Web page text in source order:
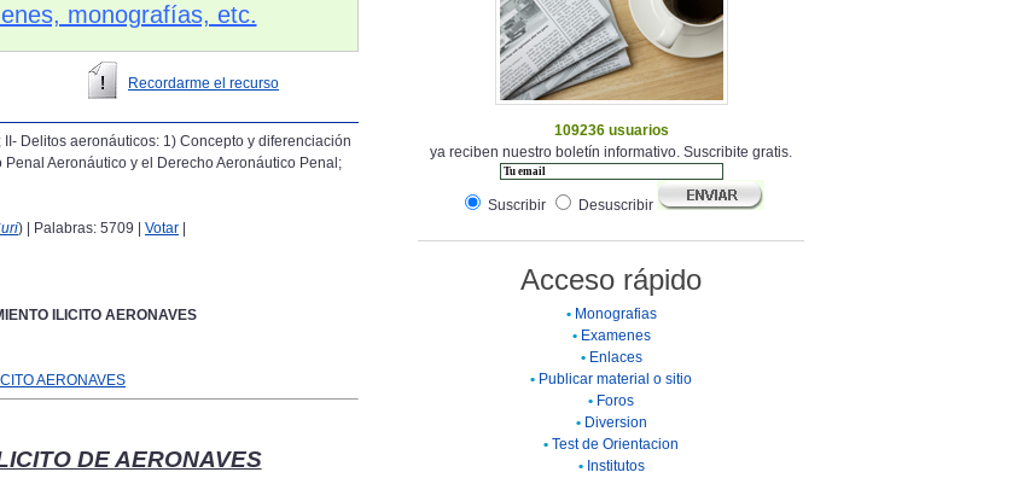
monografías, etc.
Recordarme el recurso
Delitos aeronáuticos: 1) Concepto y diferenciación
Aeronáutico y el Derecho Aeronáutico Penal;
) | Palabras: 5709 | Votar
ILICITO AERONAVES
AERONAVES
DE AERONAVES
109236 usuarios
ya reciben nuestro boletín informativo. Suscribite gratis.
Suscribir Desuscribir
Acceso rápido
• Monografias
• Examenes
• Enlaces
• Publicar material o sitio
• Foros
• Diversion
• Test de Orientacion
• Institutos